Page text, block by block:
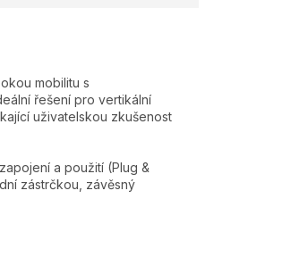
mobilitu s
řešení pro vertikální
uživatelskou zkušenost
a použití (Plug &
zástrčkou, závěsný